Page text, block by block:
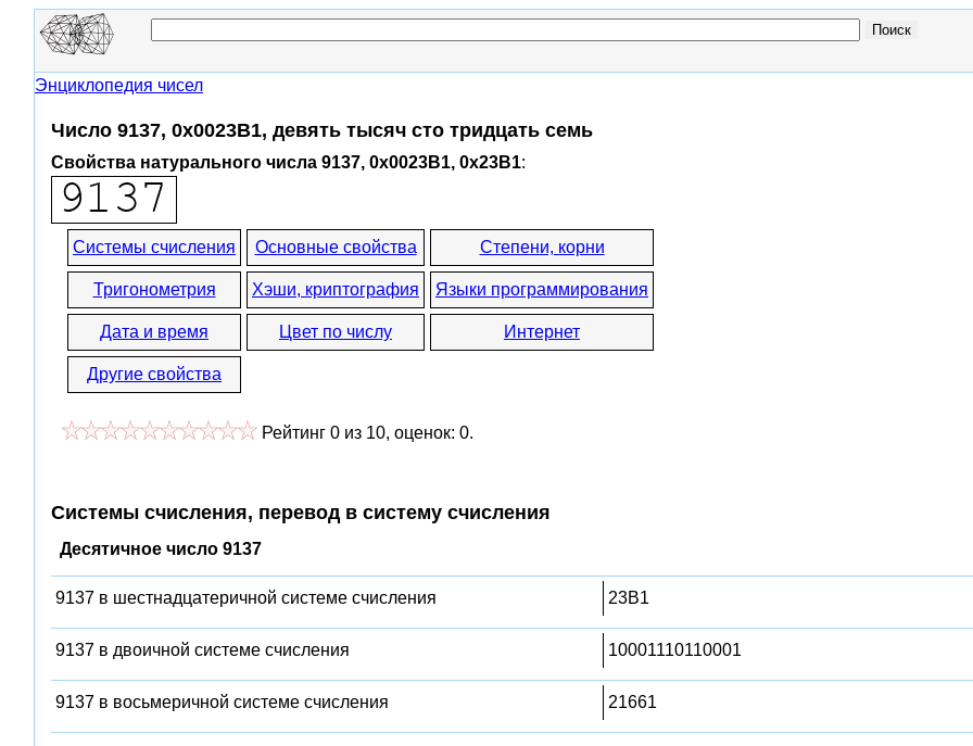
Энциклопедия чисел
Число 9137, 0x0023B1, девять тысяч сто тридцать семь
Свойства натурального числа 9137, 0x0023B1, 0x23B1:
Системы счисления Основные свойства Степени, корни
Тригонометрия Хэши, криптография Языки программирования
Дата и время Цвет по числу Интернет
Другие свойства
Рейтинг 0 из 10, оценок: 0.
Системы счисления, перевод в систему счисления
Десятичное число 9137
9137 в шестнадцатеричной системе счисления 23B1
9137 в двоичной системе счисления 10001110110001
9137 в восьмеричной системе счисления 21661